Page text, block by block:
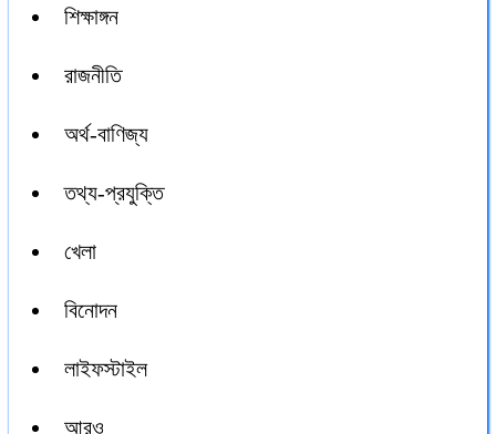
শিক্ষাঙ্গন
রাজনীতি
অর্থ-বাণিজ্য
তথ্য-প্রযুক্তি
খেলা
বিনোদন
লাইফস্টাইল
আরও